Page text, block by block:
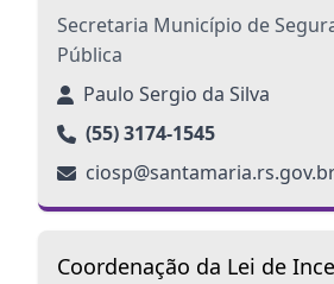
Secretaria Município de
Pública
Paulo Sergio da Silva
(55) 3174-1545
Coordenação da Lei de